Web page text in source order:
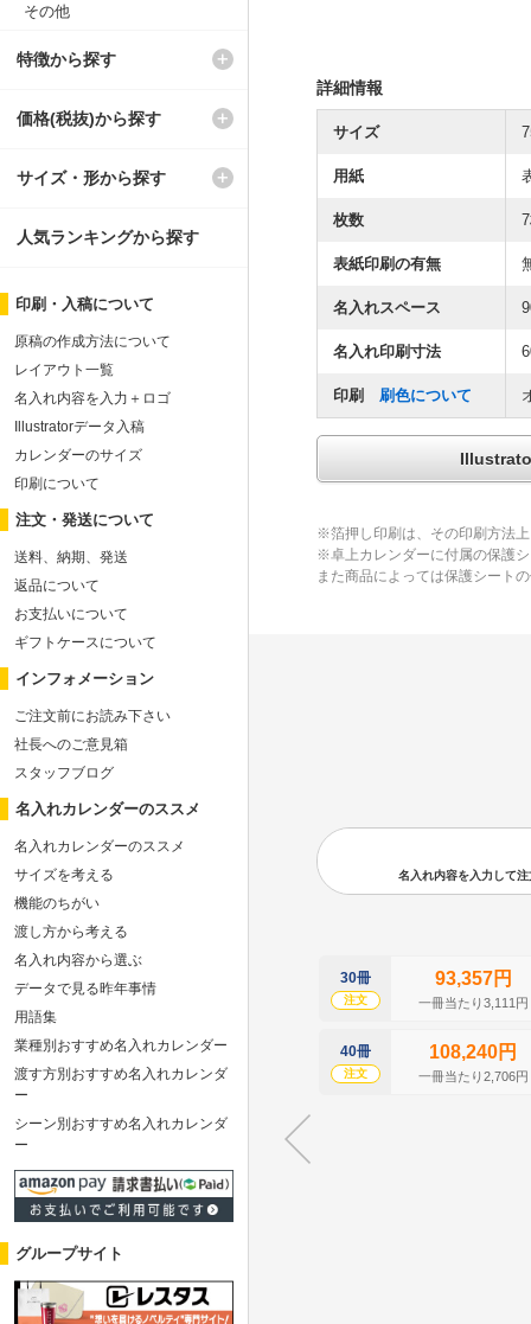
詳細情報
サイズ
用紙
枚数
表紙印刷の有無
名入れスペース
名入れ印刷寸法
印刷 刷色について
※箔押し印刷は、その印刷方法
※卓上カレンダーに付属の保護
また商品によっては保護シート
名入れ内容を入力して
30冊
注文
93,357円
一冊当たり3,111円
40冊
注文
108,240円
一冊当たり2,706円
その他
特徴から探す
価格(税抜)から探す
サイズ・形から探す
人気ランキングから探す
印刷・入稿について
原稿の作成方法について
レイアウト一覧
名入れ内容を入力＋ロゴ
Illustratorデータ入稿
カレンダーのサイズ
印刷について
注文・発送について
送料、納期、発送
返品について
お支払いについて
ギフトケースについて
インフォメーション
ご注文前にお読み下さい
社長へのご意見箱
スタッフブログ
名入れカレンダーのススメ
名入れカレンダーのススメ
サイズを考える
機能のちがい
渡し方から考える
名入れ内容から選ぶ
データで見る昨年事情
用語集
業種別おすすめ名入れカレンダー
渡す方別おすすめ名入れカレンダ
ー
シーン別おすすめ名入れカレンダ
ー
グループサイト